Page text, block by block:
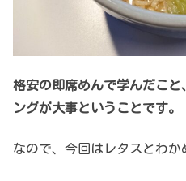
格安の即席めんで学んだこ
ングが大事ということです。
なので、今回はレタスとわか